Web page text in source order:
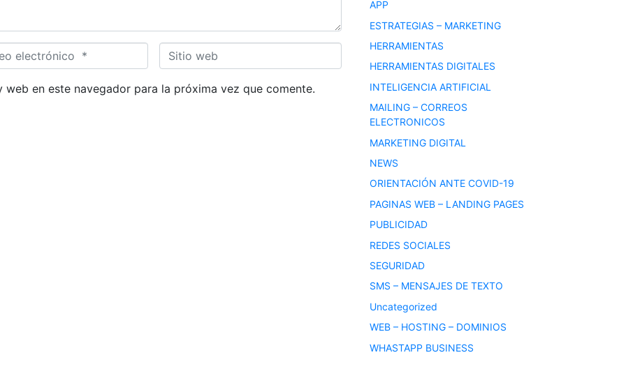
i
t
en este navegador para la próxima vez que comente.
APP
ESTRATEGIAS – MARKETING
HERRAMIENTAS
HERRAMIENTAS DIGITALES
INTELIGENCIA ARTIFICIAL
MAILING – CORREOS
ELECTRONICOS
MARKETING DIGITAL
NEWS
ORIENTACIÓN ANTE COVID-19
PAGINAS WEB – LANDING PAGES
PUBLICIDAD
REDES SOCIALES
SEGURIDAD
SMS – MENSAJES DE TEXTO
Uncategorized
WEB – HOSTING – DOMINIOS
WHASTAPP BUSINESS